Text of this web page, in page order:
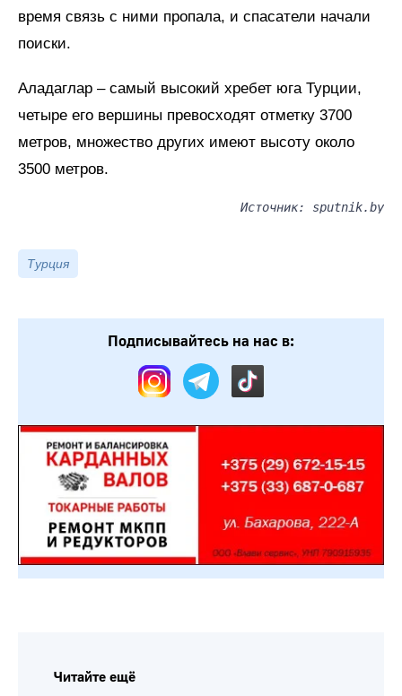
время связь с ними пропала, и спасатели начали
поиски.
Аладаглар – самый высокий хребет юга Турции,
четыре его вершины превосходят отметку 3700
метров, множество других имеют высоту около
3500 метров.
Источник: sputnik.by
Турция
Подписывайтесь на нас в:
Читайте ещё